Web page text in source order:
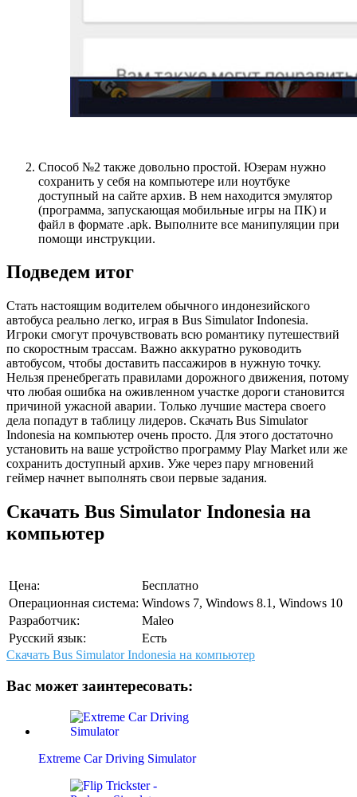
Способ №2 также довольно простой. Юзерам нужно
сохранить у себя на компьютере или ноутбуке
доступный на сайте архив. В нем находится эмулятор
(программа, запускающая мобильные игры на ПК) и
файл в формате .apk. Выполните все манипуляции при
помощи инструкции.
Подведем итог
Стать настоящим водителем обычного индонезийского
автобуса реально легко, играя в Bus Simulator Indonesia.
Игроки смогут прочувствовать всю романтику путешествий
по скоростным трассам. Важно аккуратно руководить
автобусом, чтобы доставить пассажиров в нужную точку.
Нельзя пренебрегать правилами дорожного движения, потому
что любая ошибка на оживленном участке дороги становится
причиной ужасной аварии. Только лучшие мастера своего
дела попадут в таблицу лидеров. Скачать Bus Simulator
Indonesia на компьютер очень просто. Для этого достаточно
установить на ваше устройство программу Play Market или же
сохранить доступный архив. Уже через пару мгновений
геймер начнет выполнять свои первые задания.
Скачать Bus Simulator Indonesia на
компьютер
Цена:
Бесплатно
Операционная система: Windows 7, Windows 8.1, Windows 10
Разработчик:
Maleo
Русский язык:
Есть
Скачать Bus Simulator Indonesia на компьютер
Вас может заинтересовать:
Extreme Car Driving Simulator